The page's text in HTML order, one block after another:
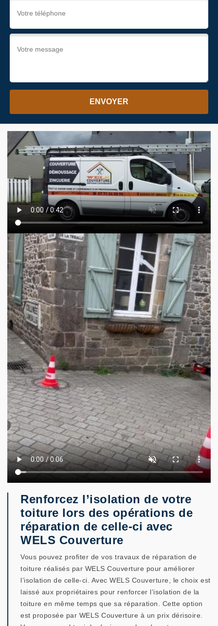
Renforcez l’isolation de votre
toiture lors des opérations de
réparation de celle-ci avec
WELS Couverture
Vous pouvez profiter de vos travaux de réparation de
toiture réalisés par WELS Couverture pour améliorer
l’isolation de celle-ci. Avec WELS Couverture, le choix est
laissé aux propriétaires pour renforcer l’isolation de la
toiture en même temps que sa réparation. Cette option
est proposée par WELS Couverture à un prix dérisoire.